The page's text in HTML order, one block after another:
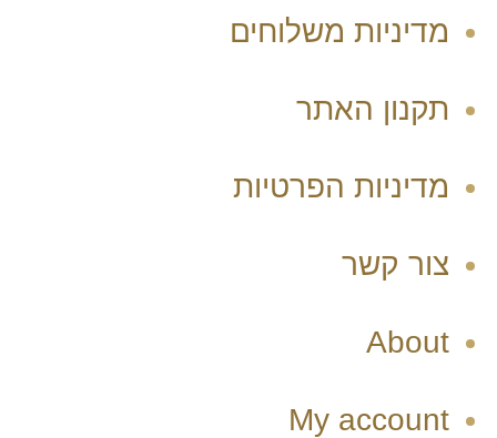
מדיניות משלוחים
תקנון האתר
מדיניות הפרטיות
צור קשר
About
My account